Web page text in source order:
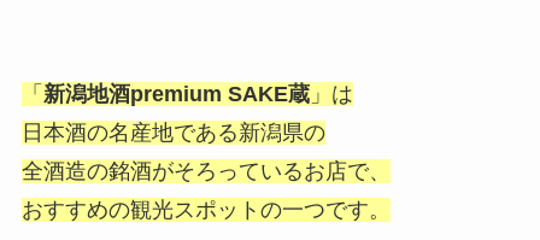
「 新潟地酒premium SAKE蔵」は
日本酒の名産地である新潟県の
全酒造の銘酒がそろっているお店で、
おすすめの観光スポットの一つです。